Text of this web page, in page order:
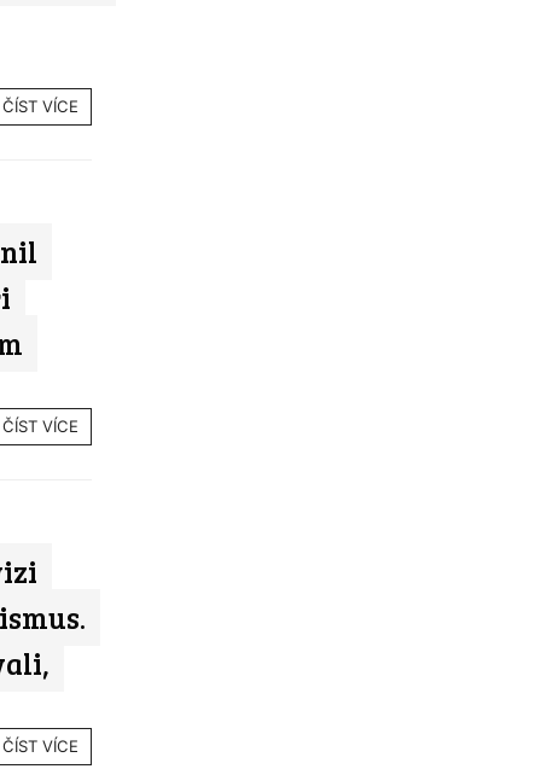
ČÍST VÍCE
ČÍST VÍCE
ČÍST VÍCE